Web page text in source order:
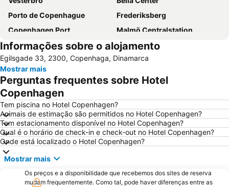
Porto de Copenhague
Frederiksberg
Copenhagen Port
Malmö Centralstation
Østerbro
Islands Brygge
Nørrebro
Nyhavn
Parken Stadium
Praça da Prefeitura
Amager Centret
Ørestad
Triangeln
Malmö Centrum
Københavns Bymuseum
Night of Culture
EU BC&E
Estação Nørreport
Castelo Rosenborg
Copenhagen City Hop-on Hop-off Mermaid Tour
Dyrehaven-Parque dos Cervos
Malmö rådhus
Informações sobre o alojamento
Egilsgade 33, 2300, Copenhaga, Dinamarca
Mostrar mais
Perguntas frequentes sobre Hotel
Copenhagen
Tem piscina no Hotel Copenhagen?
Animais de estimação são permitidos no Hotel Copenhagen?
Tem estacionamento disponível no Hotel Copenhagen?
Qual é o horário de check-in e check-out no Hotel Copenhagen?
Onde está localizado o Hotel Copenhagen?
Mostrar mais
Os preços e a disponibilidade que recebemos dos sites de reserva
mudam frequentemente. Como tal, pode haver diferenças entre as